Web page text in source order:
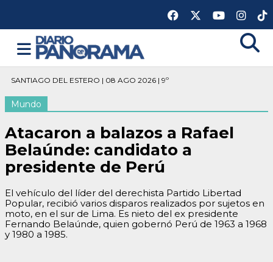
SANTIAGO DEL ESTERO | 08 AGO 2026 | 9º
Mundo
Atacaron a balazos a Rafael
Belaúnde: candidato a
presidente de Perú
El vehículo del líder del derechista Partido Libertad
Popular, recibió varios disparos realizados por sujetos en
moto, en el sur de Lima. Es nieto del ex presidente
Fernando Belaúnde, quien gobernó Perú de 1963 a 1968
y 1980 a 1985.